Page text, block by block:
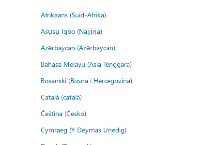
Afrikaans (Suid-Afrika)
Asụsụ Igbo (Naịjịrịa)
Azərbaycan (Azərbaycan)
Bahasa Melayu (Asia Tenggara)
Bosanski (Bosna i Hercegovina)
Català (català)
Čeština (Česko)
Cymraeg (Y Deyrnas Unedig)